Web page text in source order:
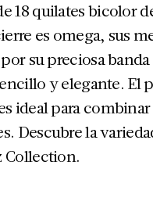
18 quilates bicolor
es omega, sus
su preciosa
y elegante. El
ideal para
Descubre la
Collection.